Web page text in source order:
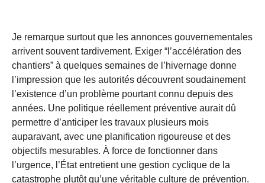
Je remarque surtout que les annonces gouvernementales
arrivent souvent tardivement. Exiger “l’accélération des
chantiers” à quelques semaines de l’hivernage donne
l’impression que les autorités découvrent soudainement
l’existence d’un problème pourtant connu depuis des
années. Une politique réellement préventive aurait dû
permettre d’anticiper les travaux plusieurs mois
auparavant, avec une planification rigoureuse et des
objectifs mesurables. À force de fonctionner dans
l’urgence, l’État entretient une gestion cyclique de la
catastrophe plutôt qu’une véritable culture de prévention.